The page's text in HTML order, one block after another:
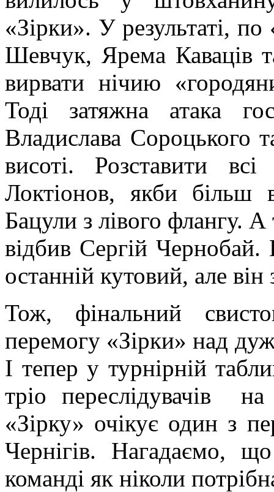
«Зірки». У результаті,
Шевчук, Ярема Каваців
вирвати нічию
Тоді затяжна атака
Владислава Сороцького
висоті. Розставити
Локтіонов, якби більш
Бацули з лівого флангу.
відбив Сергій Чернобай.
останній кутовий, але
Тож, фінальний
перемогу «Зірки» над
І тепер у турнірній
тріо переслідувачів
«Зірку» очікує один з
Чернігів. Нагадаємо,
команді як ніколи